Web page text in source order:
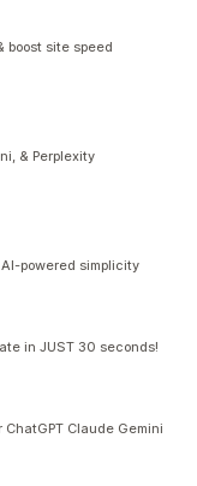
boost site speed
& Perplexity
powered simplicity
in JUST 30 seconds!
Claude Gemini